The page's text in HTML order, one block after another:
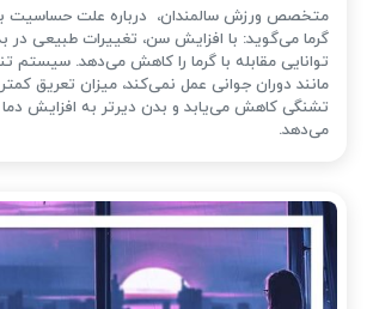
متخصص ورزش سالمندان، درباره علت حساسیت
گرما می‌گوید: با افزایش سن، تغییرات طبیعی
توانایی مقابله با گرما را کاهش می‌دهد. سیستم
مانند دوران جوانی عمل نمی‌کند، میزان تعریق
تشنگی کاهش می‌یابد و بدن دیرتر به افزایش
می‌دهد.